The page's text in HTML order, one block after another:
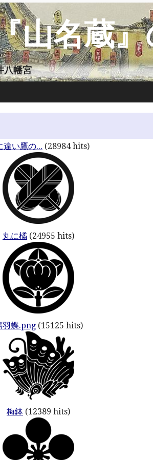
山名蔵
幡宮
違い鷹の... (28984 hits)
丸に橘 (24955 hits)
羽蝶.png(15125 hits)
梅鉢 (12389 hits)